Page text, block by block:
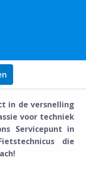
in de versnelling
voor techniek
Servicepunt in
die